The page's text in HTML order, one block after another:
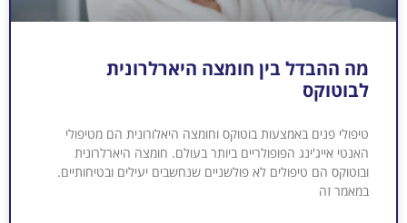
מה ההבדל בין חומצה היארלרונית
לבוטוקס
טיפולי פנים באמצעות בוטוקס וחומצה היאלורונית הם מטיפולי
האנטי אייג'ינג הפופולריים ביותר בעולם. חומצה היארלרונית
ובוטוקס הם טיפולים לא פולשניים שנחשבים יעילים ובטיחותיים.
במאמר זה